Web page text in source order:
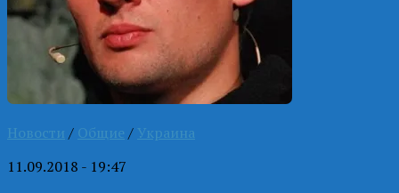
Новости / Общие / Украина
11.09.2018 - 19:47